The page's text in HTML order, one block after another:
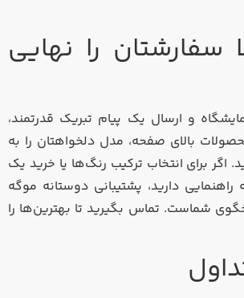
سفارشتان را نهایی
و ارسال یک پیام تبریک قدرتمند،
بالای صفحه، مدل دلخواهتان را به
اگر برای انتخاب ترکیب رنگ‌ها یا خرید یک
دارید، پشتیبانی دوستانه موگه
شماست. تماس بگیرید تا بهترین‌ها را